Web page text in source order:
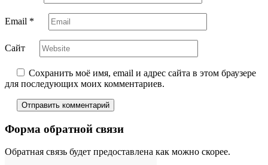
Email *
Сайт
Сохранить моё имя, email и адрес сайта в этом браузере
для последующих моих комментариев.
Форма обратной связи
Обратная связь будет предоставлена ​​как можно скорее.